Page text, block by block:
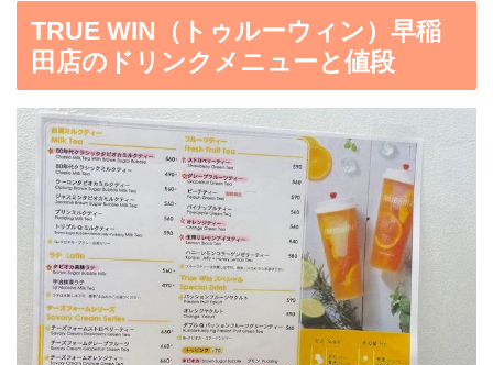
TRUE WIN（トゥルーウィン）早稲
田店のドリンクメニューと値段